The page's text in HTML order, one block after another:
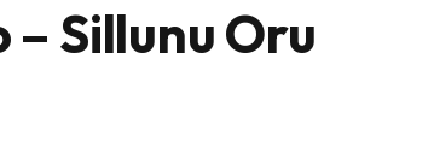
Sillunu Oru